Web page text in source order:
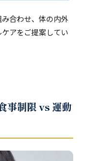
み合わせ、体の内外
アをご提案してい
事制限 vs 運動